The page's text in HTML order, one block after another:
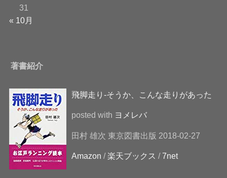
31
« 10月
著書紹介
飛脚走り-そうか、こんな走りがあった
posted with ヨメレバ
田村 雄次 東京図書出版 2018-02-27
Amazon /楽天ブックス /7net